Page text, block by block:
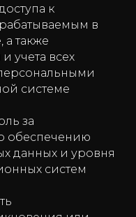
к
в
также
учета всех
системе
за
обеспечению
данных и уровня
систем